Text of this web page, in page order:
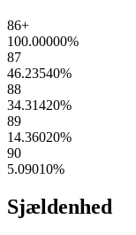
86+
100.00000%
87
46.23540%
88
34.31420%
89
14.36020%
90
5.09010%
Sjældenhed